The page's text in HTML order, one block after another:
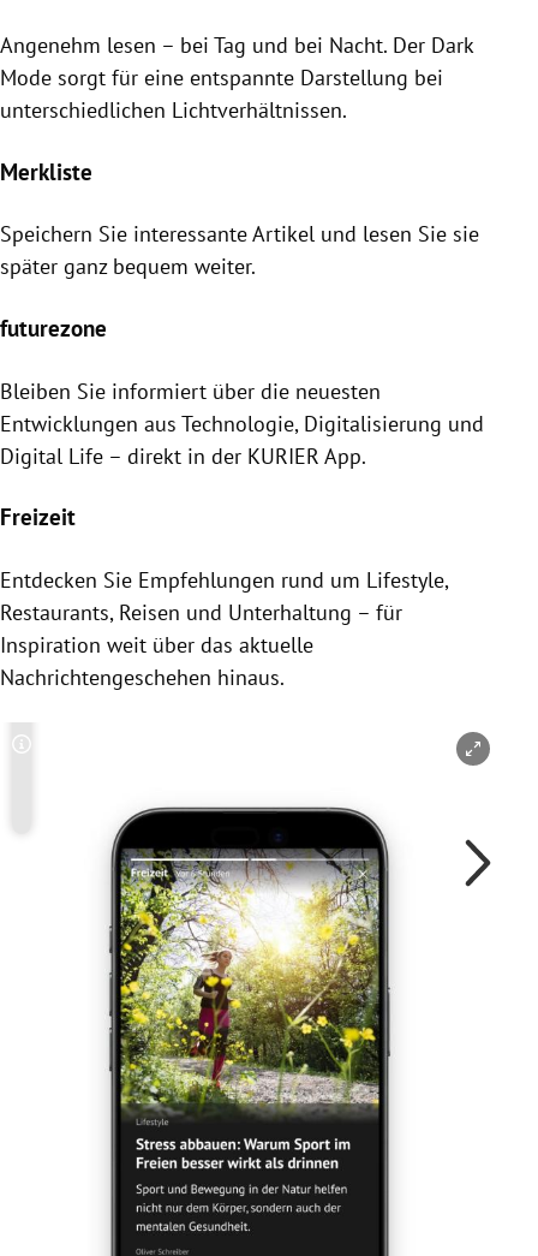
Angenehm lesen – bei Tag und bei Nacht. Der Dark
Mode sorgt für eine entspannte Darstellung bei
unterschiedlichen Lichtverhältnissen.
Merkliste
Speichern Sie interessante Artikel und lesen Sie sie
später ganz bequem weiter.
futurezone
Bleiben Sie informiert über die neuesten
Entwicklungen aus Technologie, Digitalisierung und
Digital Life – direkt in der KURIER App.
Freizeit
Entdecken Sie Empfehlungen rund um Lifestyle,
Restaurants, Reisen und Unterhaltung – für
Inspiration weit über das aktuelle
Nachrichtengeschehen hinaus.
Copyright-Hinweis öffnen/schließen